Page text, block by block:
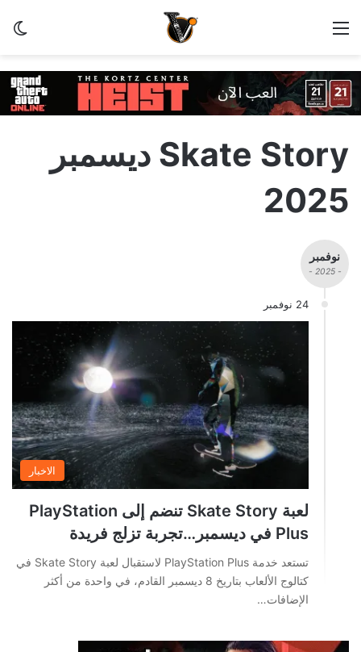
القائمة
Skate Story ديسمبر
2025
نوفمبر
- 2025 -
24 نوفمبر
الاخبار
لعبة Skate Story تنضم إلى PlayStation
Plus في ديسمبر…تجربة تزلج فريدة
تستعد خدمة PlayStation Plus لاستقبال لعبة Skate Story في
كتالوج الألعاب بتاريخ 8 ديسمبر القادم، في واحدة من أكثر
الإضافات…